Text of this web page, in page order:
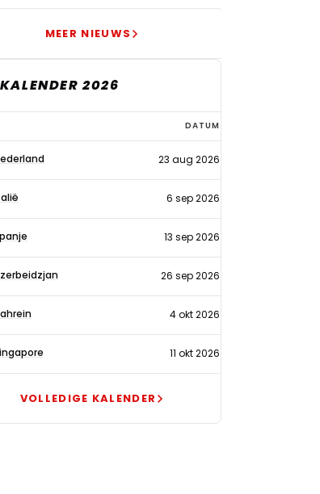
MEER NIEUWS
2026
DATUM
23 aug 2026
6 sep 2026
13 sep 2026
26 sep 2026
4 okt 2026
11 okt 2026
VOLLEDIGE KALENDER